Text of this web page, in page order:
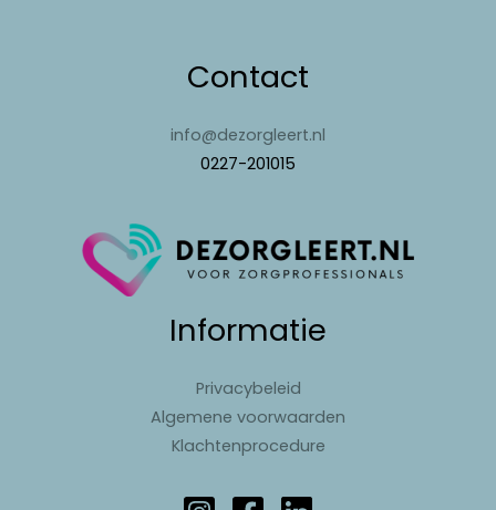
Contact
info@dezorgleert.nl
0227-201015
Informatie
Privacybeleid
Algemene voorwaarden
Klachtenprocedure